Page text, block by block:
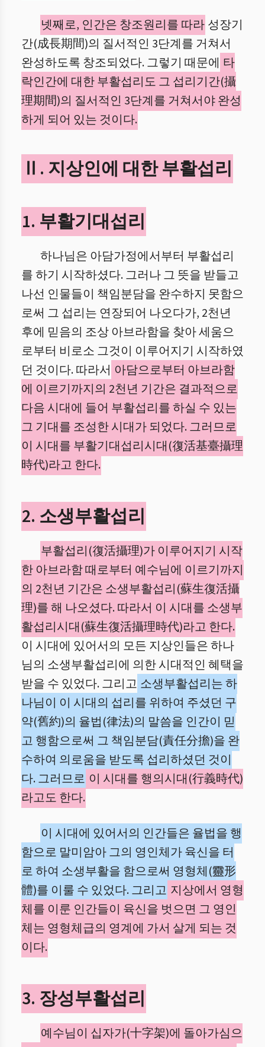
넷째로, 인간은 창조원리를 따라 성장기
간(成長期間)의 질서적인 3단계를 거쳐서
완성하도록 창조되었다. 그렇기 때문에 타
락인간에 대한 부활섭리도 그 섭리기간(攝
理期間)의 질서적인 3단계를 거쳐서야 완성
하게 되어 있는 것이다.
Ⅱ. 지상인에 대한 부활섭리
1. 부활기대섭리
하나님은 아담가정에서부터 부활섭리
를 하기 시작하셨다. 그러나 그 뜻을 받들고
나선 인물들이 책임분담을 완수하지 못함으
로써 그 섭리는 연장되어 나오다가, 2천년
후에 믿음의 조상 아브라함을 찾아 세움으
로부터 비로소 그것이 이루어지기 시작하였
던 것이다. 따라서 아담으로부터 아브라함
에 이르기까지의 2천년 기간은 결과적으로
다음 시대에 들어 부활섭리를 하실 수 있는
그 기대를 조성한 시대가 되었다. 그러므로
이 시대를 부활기대섭리시대(復活基臺攝理
時代)라고 한다.
2. 소생부활섭리
부활섭리(復活攝理)가 이루어지기 시작
한 아브라함 때로부터 예수님에 이르기까지
의 2천년 기간은 소생부활섭리(蘇生復活攝
理)를 해 나오셨다. 따라서 이 시대를 소생부
활섭리시대(蘇生復活攝理時代)라고 한다.
이 시대에 있어서의 모든 지상인들은 하나
님의 소생부활섭리에 의한 시대적인 혜택을
받을 수 있었다. 그리고 소생부활섭리는 하
나님이 이 시대의 섭리를 위하여 주셨던 구
약(舊約)의 율법(律法)의 말씀을 인간이 믿
고 행함으로써 그 책임분담(責任分擔)을 완
수하여 의로움을 받도록 섭리하셨던 것이
다. 그러므로 이 시대를 행의시대(行義時代)
라고도 한다.
이 시대에 있어서의 인간들은 율법을 행
함으로 말미암아 그의 영인체가 육신을 터
로 하여 소생부활을 함으로써 영형체(靈形
體)를 이룰 수 있었다. 그리고 지상에서 영형
체를 이룬 인간들이 육신을 벗으면 그 영인
체는 영형체급의 영계에 가서 살게 되는 것
이다.
3. 장성부활섭리
예수님이 십자가(十字架)에 돌아가심으